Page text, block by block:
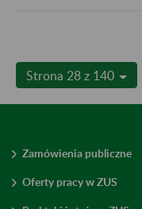
Strona 28 z 140
Zamówienia publiczne
Oferty pracy w ZUS